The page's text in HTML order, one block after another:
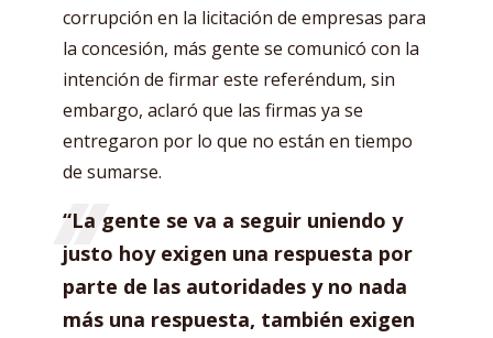
corrupción en la licitación de empresas para
la concesión, más gente se comunicó con la
intención de firmar este referéndum, sin
embargo, aclaró que las firmas ya se
entregaron por lo que no están en tiempo
de sumarse.
“La gente se va a seguir uniendo y
justo hoy exigen una respuesta por
parte de las autoridades y no nada
más una respuesta, también exigen